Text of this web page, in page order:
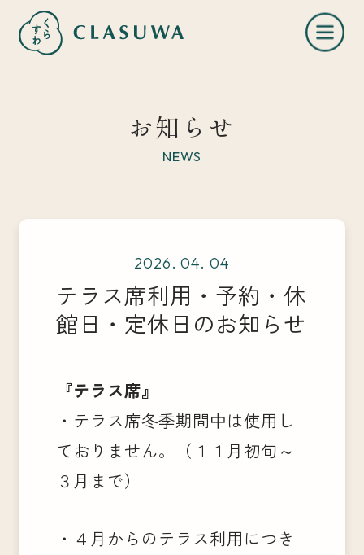
お知らせ
店舗一覧
お知らせ
NEWS
2026. 04. 04
テラス席利用・予約・休
館日・定休日のお知らせ
『テラス席』
・テラス席冬季期間中は使用し
ておりません。（１１月初旬～
３月まで）
・４月からのテラス利用につき